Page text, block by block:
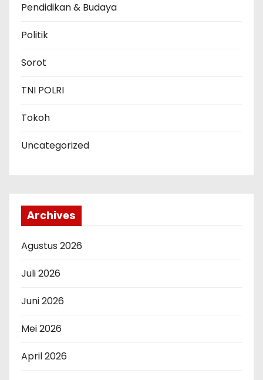
Pendidikan & Budaya
Politik
Sorot
TNI POLRI
Tokoh
Uncategorized
Archives
Agustus 2026
Juli 2026
Juni 2026
Mei 2026
April 2026